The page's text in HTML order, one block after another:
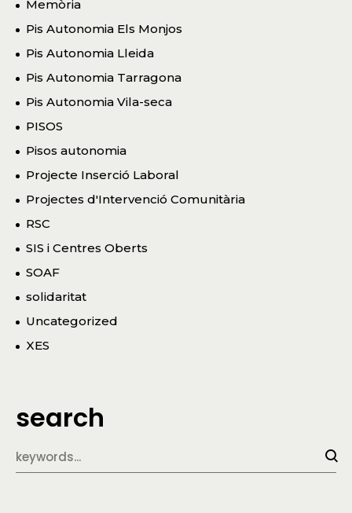
Memòria
Pis Autonomia Els Monjos
Pis Autonomia Lleida
Pis Autonomia Tarragona
Pis Autonomia Vila-seca
PISOS
Pisos autonomia
Projecte Inserció Laboral
Projectes d'Intervenció Comunitària
RSC
SIS i Centres Oberts
SOAF
solidaritat
Uncategorized
XES
search